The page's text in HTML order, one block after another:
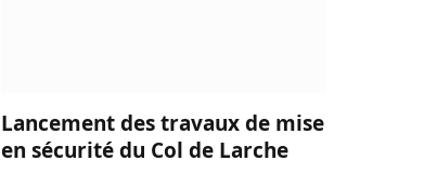
Lancement des travaux de mise
en sécurité du Col de Larche